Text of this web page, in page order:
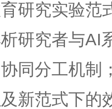
研究实验范
研究者与AI
同分工机制
新范式下的